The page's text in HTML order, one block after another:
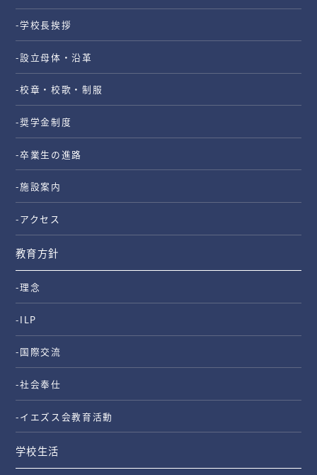
-学校長挨拶
-設立母体・沿革
-校章・校歌・制服
-奨学金制度
-卒業生の進路
-施設案内
-アクセス
教育方針
-理念
-ILP
-国際交流
-社会奉仕
-イエズス会教育活動
学校生活